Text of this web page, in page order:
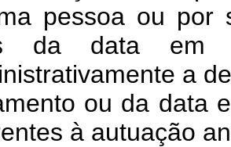
pessoa ou por
da data em
a
ou da data
à autuação